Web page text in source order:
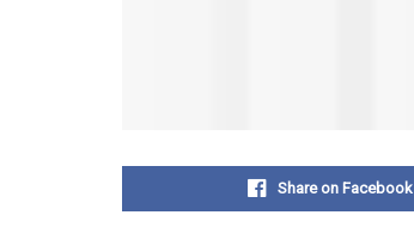
Share on Facebook